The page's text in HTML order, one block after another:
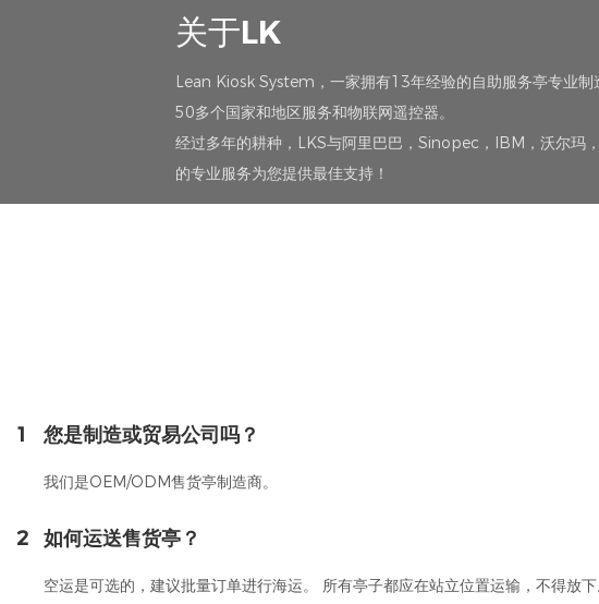
关于LK
Lean Kiosk System，一家拥有13年经验的自助服务亭专业
50多个国家和地区服务和物联网遥控器。
经过多年的耕种，LKS与阿里巴巴，Sinopec，IBM，沃尔玛
的专业服务为您提供最佳支持！
1 您是制造或贸易公司吗？
我们是OEM/ODM售货亭制造商。
2 如何运送售货亭？
空运是可选的，建议批量订单进行海运。 所有亭子都应在站立位置运输，不得放下